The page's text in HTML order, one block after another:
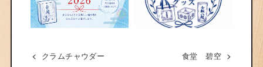
クラムチャウダー 食堂 碧空